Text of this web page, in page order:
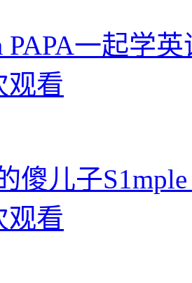
PAPA一起学
观看
傻儿子
观看